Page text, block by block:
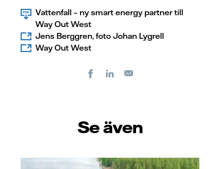
Vattenfall – ny smart energy partner till
Way Out West
Jens Berggren, foto Johan Lygrell
Way Out West
FacebookLinkedIn
Se även